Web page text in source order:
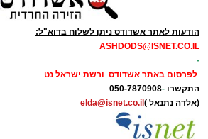
הודעות לאתר אשדודס ניתן לשלוח בדוא"ל:
ASHDODS@ISNET.CO.IL
-
לפרסום באתר אשדודס ורשת ישראל נט
התקשרו -
050-7870908
(אלדה נתנאל ) elda@isnet.co.il